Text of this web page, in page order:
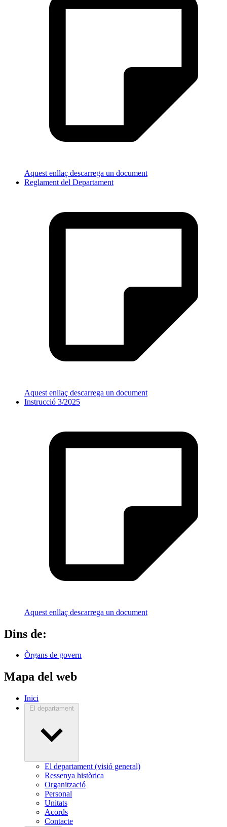
Aquest enllaç descarrega un document
Reglament del Departament
Aquest enllaç descarrega un document
Instrucció 3/2025
Aquest enllaç descarrega un document
Dins de:
Òrgans de govern
Mapa del web
Inici
El departament
El departament (visió general)
Ressenya històrica
Organització
Personal
Unitats
Acords
Contacte